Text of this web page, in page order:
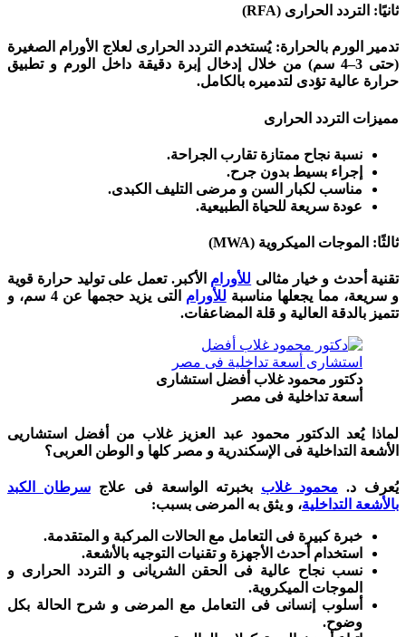
ثانيًا: التردد الحرارى (RFA)
تدمير الورم بالحرارة:يُستخدم التردد الحرارى لعلاج الأورام الصغيرة
(حتى 3–4 سم) من خلال إدخال إبرة دقيقة داخل الورم و تطبيق
حرارة عالية تؤدى لتدميره بالكامل.
مميزات التردد الحرارى
نسبة نجاح ممتازة تقارب الجراحة.
إجراء بسيط بدون جرح.
مناسب لكبار السن و مرضى التليف الكبدى.
عودة سريعة للحياة الطبيعية.
ثالثًا: الموجات الميكروية (MWA)
تقنية أحدث و خيار مثالى للأورام الأكبر.تعمل على توليد حرارة قوية
و سريعة، مما يجعلها مناسبة للأورام
التى يزيد حجمها عن 4 سم، و
تتميز بالدقة العالية و قلة المضاعفات.
دكتور محمود غلاب أفضل استشارى
أسعة تداخلية فى مصر
لماذا يُعد الدكتور محمود عبد العزيز غلاب من أفضل استشاريى
الأشعة التداخلية فى الإسكندرية و مصر كلها و الوطن العربى؟
يُعرف د. محمود غلاب بخبرته الواسعة فى علاج سرطان الكبد
بالأشعة التداخلية، و يثق به المرضى بسبب:
خبرة كبيرة فى التعامل مع الحالات المركبة و المتقدمة.
استخدام أحدث الأجهزة و تقنيات التوجيه بالأشعة.
نسب نجاح عالية فى الحقن الشريانى و التردد الحرارى و
الموجات الميكروية.
أسلوب إنسانى فى التعامل مع المرضى و شرح الحالة بكل
وضوح.